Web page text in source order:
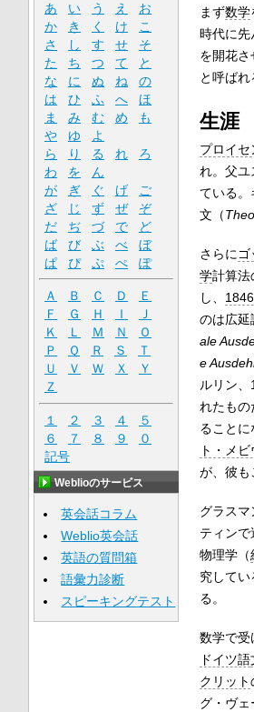
まず数学
時代に先
を開花さ
と呼ばれ
生涯
プロイセ
れ。父ユ
ている。
文（
さらに
学計算法
し、
のは広延
ale
e
ルリン
れたもの
ることに
ト・メビ
が、彼も
グラス
ティンで
物理学（
究してい
る。
数学で受
ドイツ語
クリット
グ・ヴェ
あ い う え
お
か
き く け
こ
さ
し す せ
そ
た
ち つ て
と
な
に ぬ ね
の
は
ひ ふ へ
ほ
ま
み む め
も
や
ゆ
よ
ら
り る れ
ろ
わ
を
ん
が
ぎ ぐ げ
ご
ざ
じ ず ぜ
ぞ
だ
ぢ づ で
ど
ば
び ぶ べ
ぼ
ぱ
ぴ ぷ ぺ ぽ
Ａ Ｂ Ｃ Ｄ
Ｅ
Ｆ
Ｇ Ｈ Ｉ
Ｊ
Ｋ
Ｌ Ｍ Ｎ
Ｏ
Ｐ
Ｑ Ｒ Ｓ
Ｔ
Ｕ
Ｖ Ｗ Ｘ
Ｙ
Ｚ
１ ２ ３ ４
５
６
７ ８ ９
０
記号
Weblioのサービス
英会話コラム
Weblio英会話
英語の質問箱
語彙力診断
スピーキングテスト